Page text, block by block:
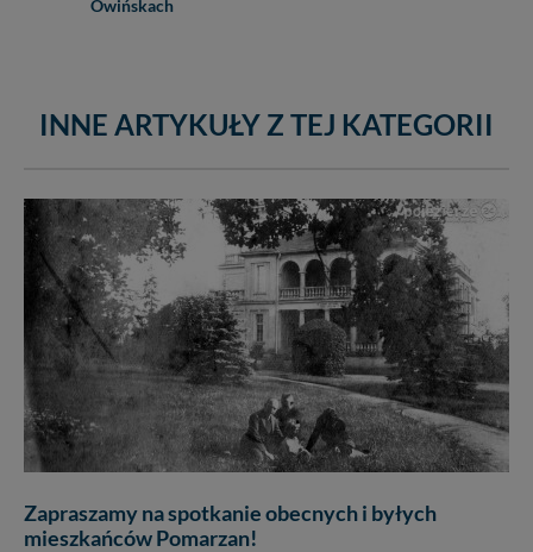
Owińskach
INNE ARTYKUŁY Z TEJ KATEGORII
Zapraszamy na spotkanie obecnych i byłych
mieszkańców Pomarzan!